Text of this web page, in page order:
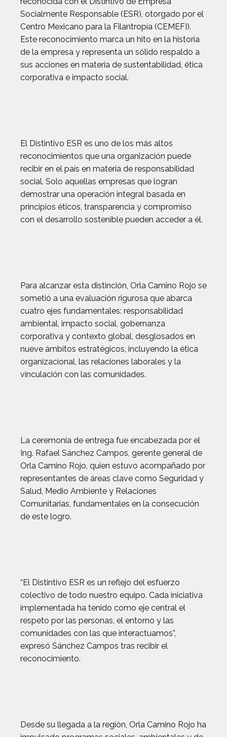
Socialmente Responsable (ESR), otorgado por el
Centro Mexicano para la Filantropía (CEMEFI).
Este reconocimiento marca un hito en la historia
de la empresa y representa un sólido respaldo a
sus acciones en materia de sustentabilidad, ética
corporativa e impacto social.
El Distintivo ESR es uno de los más altos
reconocimientos que una organización puede
recibir en el país en materia de responsabilidad
social. Solo aquellas empresas que logran
demostrar una operación integral basada en
principios éticos, transparencia y compromiso
con el desarrollo sostenible pueden acceder a él.
Para alcanzar esta distinción, Orla Camino Rojo se
sometió a una evaluación rigurosa que abarca
cuatro ejes fundamentales: responsabilidad
ambiental, impacto social, gobernanza
corporativa y contexto global, desglosados en
nueve ámbitos estratégicos, incluyendo la ética
organizacional, las relaciones laborales y la
vinculación con las comunidades.
La ceremonia de entrega fue encabezada por el
Ing. Rafael Sánchez Campos, gerente general de
Orla Camino Rojo, quien estuvo acompañado por
representantes de áreas clave como Seguridad y
Salud, Medio Ambiente y Relaciones
Comunitarias, fundamentales en la consecución
de este logro.
“El Distintivo ESR es un reflejo del esfuerzo
colectivo de todo nuestro equipo. Cada iniciativa
implementada ha tenido como eje central el
respeto por las personas, el entorno y las
comunidades con las que interactuamos”,
expresó Sánchez Campos tras recibir el
reconocimiento.
Desde su llegada a la región, Orla Camino Rojo ha